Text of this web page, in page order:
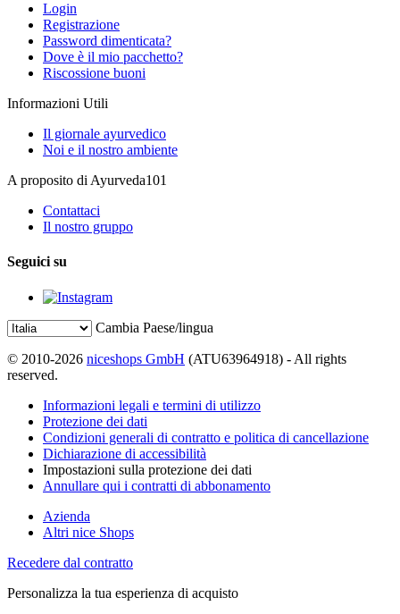
Login
Registrazione
Password dimenticata?
Dove è il mio pacchetto?
Riscossione buoni
Informazioni Utili
Il giornale ayurvedico
Noi e il nostro ambiente
A proposito di Ayurveda101
Contattaci
Il nostro gruppo
Seguici su
Cambia Paese/lingua
© 2010-2026 niceshops GmbH (ATU63964918) - All rights
reserved.
Informazioni legali e termini di utilizzo
Protezione dei dati
Condizioni generali di contratto e politica di cancellazione
Dichiarazione di accessibilità
Impostazioni sulla protezione dei dati
Annullare qui i contratti di abbonamento
Azienda
Altri nice Shops
Recedere dal contratto
Personalizza la tua esperienza di acquisto